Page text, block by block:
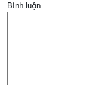
Bình luận